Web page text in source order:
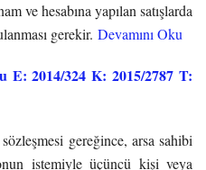
ve hesabına yapılan satışlarda
gerekir. Devamını Oku
E: 2014/324 K: 2015/2787 T:
gereğince, arsa sahibi
istemiyle üçüncü kişi veya